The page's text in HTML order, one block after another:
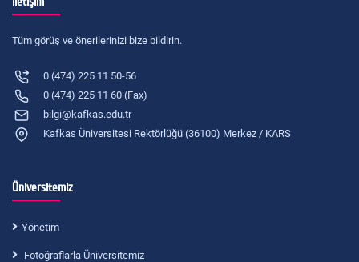
Tüm görüş ve önerilerinizi bize bildirin.
0 (474) 225 11 50-56
0 (474) 225 11 60 (Fax)
bilgi@kafkas.edu.tr
Kafkas Üniversitesi Rektörlüğü (36100) Merkez / KARS
Üniversitemiz
Yönetim
Fotoğraflarla Üniversitemiz